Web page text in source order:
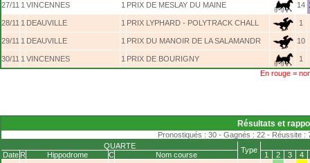
27/11 1 VINCENNES 1 PRIX DE MESLAY DU MAINE 14
28/11 1 DEAUVILLE 1 PRIX LYPHARD - POLYTRACK CHALL 1
29/11 1 DEAUVILLE 1 PRIX DU MANOIR DE LA SALAMANDR 10
30/11 1 VINCENNES 1 PRIX DE BOURIGNY
1
En rouge =
Résultats et
Pronostiqués : 30 - Gagnés : 22 - Réussite :
QUARTE
Type
Date R Hippodrome C Nom course 1 2 3 4